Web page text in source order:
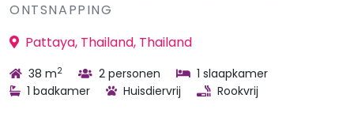
ONTSNAPPING
Pattaya, Thailand, Thailand
38 m2 2 personen
1 slaapkamer
1 badkamer
Huisdiervrij Rookvrij